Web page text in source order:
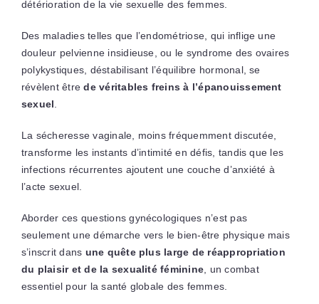
détérioration de la vie sexuelle des femmes.
Des maladies telles que l’endométriose, qui inflige une
douleur pelvienne insidieuse, ou le syndrome des ovaires
polykystiques, déstabilisant l’équilibre hormonal, se
révèlent êtrede véritables freins à l’épanouissement
sexuel
La sécheresse vaginale, moins fréquemment discutée,
transforme les instants d’intimité en défis, tandis que les
infections récurrentes ajoutent une couche d’anxiété à
l’acte sexuel.
Aborder ces questions gynécologiques n’est pas
seulement une démarche vers le bien-être physique mais
s’inscrit dans une quête plus large de réappropriation
du plaisir et de la sexualité féminine , un combat
essentiel pour la santé globale des femmes.